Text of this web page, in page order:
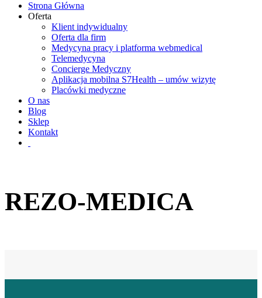
Strona Główna
Oferta
Klient indywidualny
Oferta dla firm
Medycyna pracy i platforma webmedical
Telemedycyna
Concierge Medyczny
Aplikacja mobilna S7Health – umów wizytę
Placówki medyczne
O nas
Blog
Sklep
Kontakt
REZO-MEDICA